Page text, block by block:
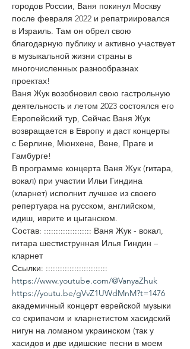
городов России, Ваня покинул Москву
после февраля 2022 и репатриировался
в Израиль. Там он обрел свою
благодарную публику и активно участвует
в музыкальной жизни страны в
многочисленных разнообразнах
проектах!
Ваня Жук возобновил свою гастрольную
деятельность и летом 2023 состоялся его
Европейский тур, Сейчас Ваня Жук
возвращается в Европу и даст концерты
с Берлине, Мюнхене, Вене, Праге и
Гамбурге!
В программе концерта Ваня Жук (гитара,
вокал) при участии Ильи Гиндина
(кларнет) исполнит лучшее из своего
репертуара на русском, английском,
идиш, иврите и цыганском.
Состав: :::::::::::::::::::: Ваня Жук - вокал,
гитара шестиструнная Илья Гиндин –
кларнет
Ссылки: ::::::::::::::::::::::::::
https://www.youtube.com/@VanyaZhuk
https://youtu.be/gVvZ1UWdMnM?t=1476
академичный концерт еврейской музыки
со скрипачом и кларнетистом хасидский
нигун на ломаном украинском (так у
хасидов и две идишские песни в моем